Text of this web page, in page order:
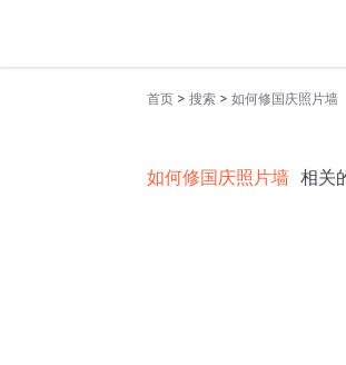
首页 > 搜索 > 如何修国庆照片墙
如何修国庆照片墙 相关